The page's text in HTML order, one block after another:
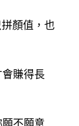
顏值，也
賺得長